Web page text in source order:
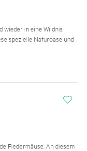
wieder in eine Wildnis
spezielle Naturoase und
i
Fledermäuse: An diesem